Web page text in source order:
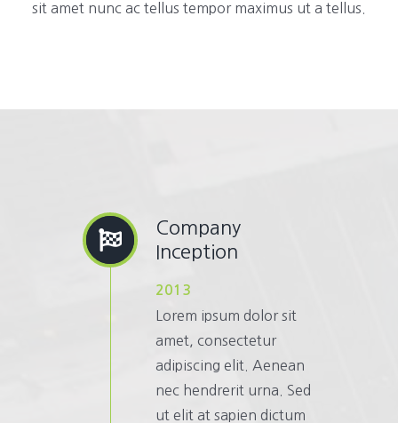
sit amet nunc ac tellus tempor maximus ut a tellus.
Company
Inception
2013
Lorem ipsum dolor sit
amet, consectetur
adipiscing elit. Aenean
nec hendrerit urna. Sed
ut elit at sapien dictum